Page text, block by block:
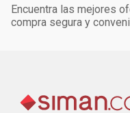
Encuentra las mejores
compra segura y